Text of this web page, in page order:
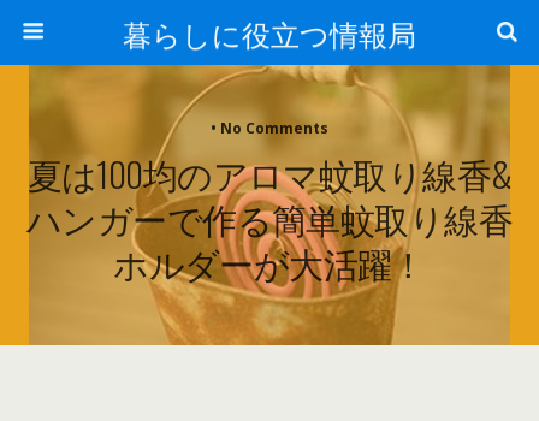
暮らしに役立つ情報局
• No Comments
夏は100均のアロマ蚊取り線香&
ハンガーで作る簡単蚊取り線香
ホルダーが大活躍！